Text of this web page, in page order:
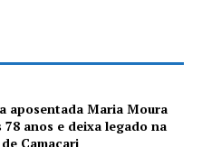
aposentada Maria Moura
78 anos e deixa legado na
Camaçari